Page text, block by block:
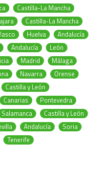
Castilla-La Mancha
Castilla-La Mancha
Huelva
Andalucía
Andalucía
León
Madrid
Málaga
Navarra
Orense
Castilla y León
Canarias
Pontevedra
Salamanca
Castilla y León
Andalucía
Soria
Tenerife